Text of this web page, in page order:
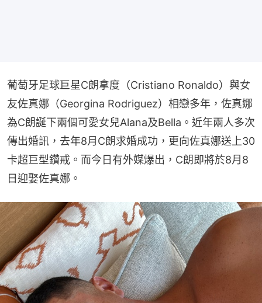
葡萄牙足球巨星C朗拿度（Cristiano Ronaldo）與女
友佐真娜（Georgina Rodriguez）相戀多年，佐真娜
為C朗誕下兩個可愛女兒Alana及Bella。近年兩人多次
傳出婚訊，去年8月C朗求婚成功，更向佐真娜送上30
卡超巨型鑽戒。而今日有外媒爆出，C朗即將於8月8
日迎娶佐真娜。